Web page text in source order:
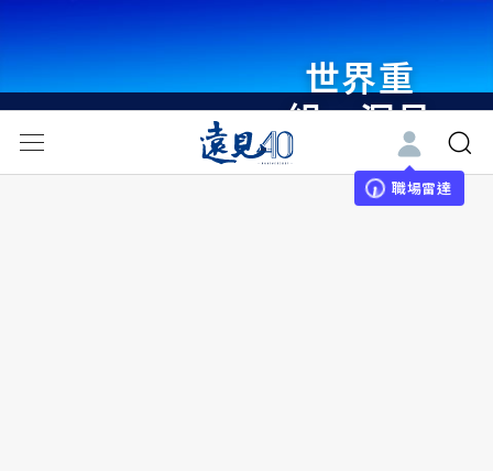
世界重
組・洞見
未來 與
世界領袖
職場雷達